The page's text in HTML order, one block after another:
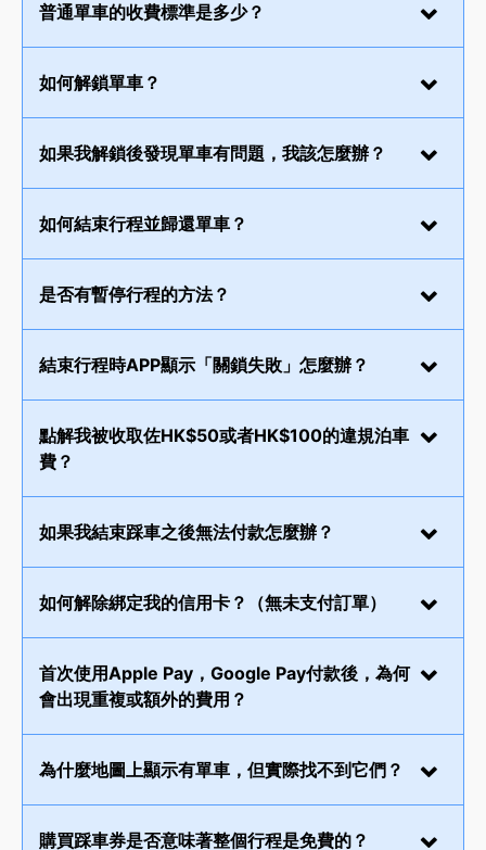
普通單車的收費標準是多少？
如何解鎖單車？
如果我解鎖後發現單車有問題，我該怎麼辦？
如何結束行程並歸還單車？
是否有暫停行程的方法？
結束行程時APP顯示「關鎖失敗」怎麼辦？
點解我被收取佐HK$50或者HK$100的違規泊車
費？
如果我結束踩車之後無法付款怎麼辦？
如何解除綁定我的信用卡？（無未支付訂單）
首次使用Apple Pay，Google Pay付款後，為何
會出現重複或額外的費用？
為什麼地圖上顯示有單車，但實際找不到它們？
購買踩車券是否意味著整個行程是免費的？